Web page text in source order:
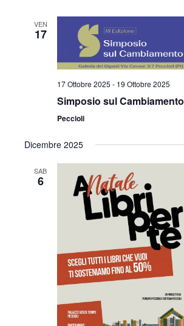
VEN
17
17 Ottobre 2025 - 19 Ottobre 2025
Simposio sul Cambiamento
Peccioli
Dicembre 2025
SAB
6